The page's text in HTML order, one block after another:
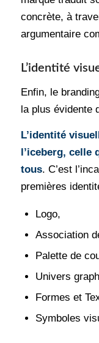
concrète, à
argumentaire
L’identité
Enfin, le
la plus évidente
L’identité
l’iceberg, celle
tous. C’est
premières
Logo,
Association
Palette de
Univers
Formes et
Symboles